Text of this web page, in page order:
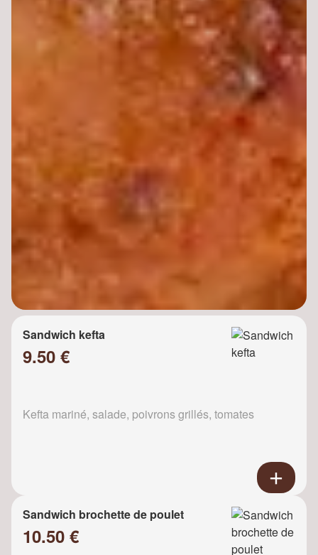
Sandwich kefta
9.50 €
Kefta mariné, salade, poivrons grillés, tomates
Sandwich brochette de poulet
10.50 €